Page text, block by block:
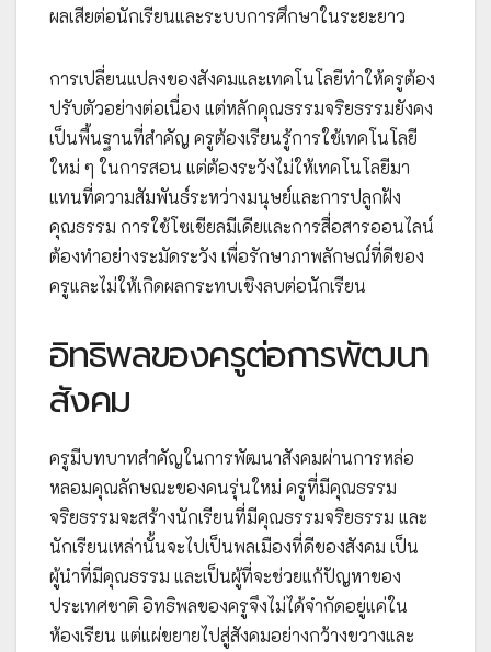
ผลเสียต่อนักเรียนและระบบการศึกษาในระยะยาว
การเปลี่ยนแปลงของสังคมและเทคโนโลยีทำให้ครูต้อง
ปรับตัวอย่างต่อเนื่อง แต่หลักคุณธรรมจริยธรรมยังคง
เป็นพื้นฐานที่สำคัญ ครูต้องเรียนรู้การใช้เทคโนโลยี
ใหม่ ๆ ในการสอน แต่ต้องระวังไม่ให้เทคโนโลยีมา
แทนที่ความสัมพันธ์ระหว่างมนุษย์และการปลูกฝัง
คุณธรรม การใช้โซเชียลมีเดียและการสื่อสารออนไลน์
ต้องทำอย่างระมัดระวัง เพื่อรักษาภาพลักษณ์ที่ดีของ
ครูและไม่ให้เกิดผลกระทบเชิงลบต่อนักเรียน
อิทธิพลของครูต่อการพัฒนา
สังคม
ครูมีบทบาทสำคัญในการพัฒนาสังคมผ่านการหล่อ
หลอมคุณลักษณะของคนรุ่นใหม่ ครูที่มีคุณธรรม
จริยธรรมจะสร้างนักเรียนที่มีคุณธรรมจริยธรรม และ
นักเรียนเหล่านั้นจะไปเป็นพลเมืองที่ดีของสังคม เป็น
ผู้นำที่มีคุณธรรม และเป็นผู้ที่จะช่วยแก้ปัญหาของ
ประเทศชาติ อิทธิพลของครูจึงไม่ได้จำกัดอยู่แค่ใน
ห้องเรียน แต่แผ่ขยายไปสู่สังคมอย่างกว้างขวางและ